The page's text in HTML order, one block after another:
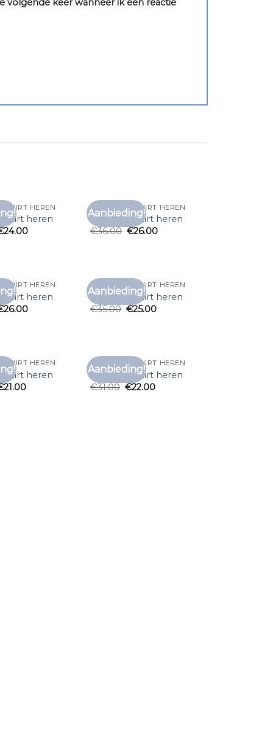
volgende keer wanneer ik een reactie
Toevoegen
aan
SHIRT HEREN
shirt heren
24.00
Aanbieding!
Toevoegen
aan
ZALANDO T SHIRT HEREN
zalando t shirt heren
€36.00 €26.00
Toevoegen
aan
SHIRT HEREN
shirt heren
26.00
Aanbieding!
Toevoegen
aan
ZALANDO T SHIRT HEREN
zalando t shirt heren
€35.00 €25.00
Toevoegen
aan
SHIRT HEREN
shirt heren
21.00
Aanbieding!
Toevoegen
aan
ZALANDO T SHIRT HEREN
zalando t shirt heren
€31.00 €22.00